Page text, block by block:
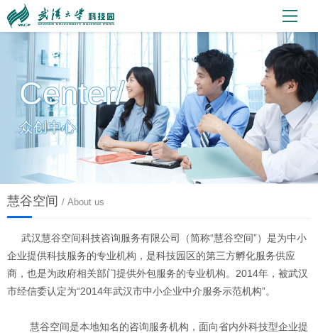
Center/
众创中心
慧谷空间 / About us
武汉慧谷空间科技咨询服务有限公司（简称“慧谷空间”）是为中小
企业提供科技服务的专业机构，是科技园区的第三方孵化服务供应
商，也是为政府相关部门提供外包服务的专业机构。2014年，被武汉
市经信委认定为“2014年武汉市中小企业中介服务示范机构”。
慧谷空间是本地知名的咨询服务机构，面向省内外科技型企业提